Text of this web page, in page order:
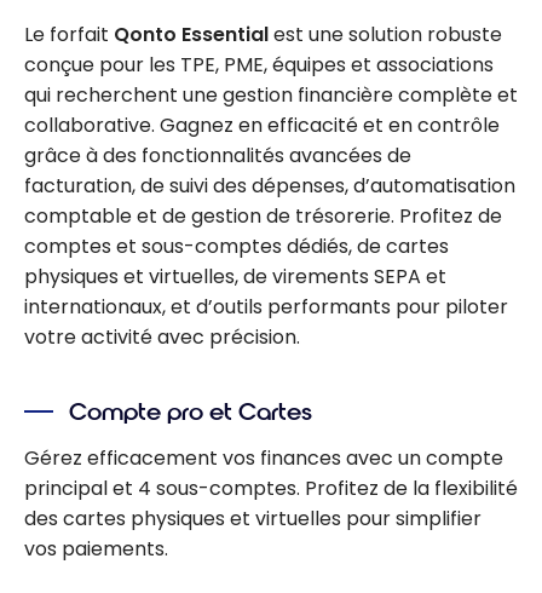
Le forfait Qonto Essentialest une solution robuste
conçue pour les TPE, PME, équipes et associations
qui recherchent une gestion financière complète et
collaborative. Gagnez en efficacité et en contrôle
grâce à des fonctionnalités avancées de
facturation, de suivi des dépenses, d’automatisation
comptable et de gestion de trésorerie. Profitez de
comptes et sous-comptes dédiés, de cartes
physiques et virtuelles, de virements SEPA et
internationaux, et d’outils performants pour piloter
votre activité avec précision.
Compte pro et Cartes
Gérez efficacement vos finances avec un compte
principal et 4 sous-comptes. Profitez de la flexibilité
des cartes physiques et virtuelles pour simplifier
vos paiements.